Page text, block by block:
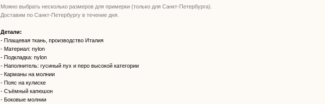
Можно выбрать несколько размеров для примерки (только для Санкт-Петербурга).
Доставим по Санкт-Петербургу в течение дня.
Детали:
- Плащевая ткань, производство Италия
- Материал: nylon
- Подкладка: nylon
- Наполнитель: гусиный пух и перо высокой категории
- Карманы на молнии
- Пояс на кулиске
- Съёмный капюшон
- Боковые молнии